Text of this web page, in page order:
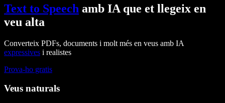
Text to Speech amb IA que et llegeix en
veu alta
Converteix PDFs, documents i molt més en veus amb IA
expressives i realistes
Prova-ho gratis
Veus naturals